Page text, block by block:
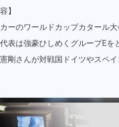
】
ーのワールドカップカタール
表は強豪ひしめくグループEを
剛さんが対戦国ドイツやスペ